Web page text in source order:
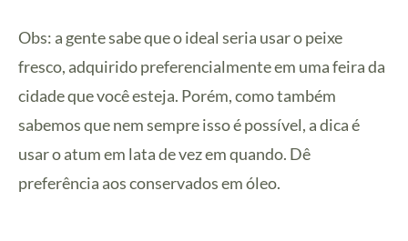
Obs: a gente sabe que o ideal seria usar o peixe
fresco, adquirido preferencialmente em uma feira da
cidade que você esteja. Porém, como também
sabemos que nem sempre isso é possível, a dica é
usar o atum em lata de vez em quando. Dê
preferência aos conservados em óleo.